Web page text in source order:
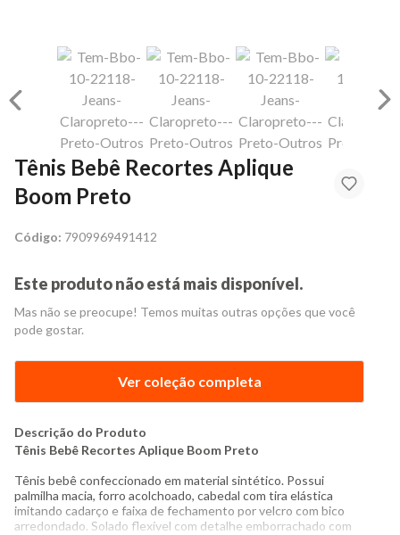
Tênis Bebê Recortes Aplique
Boom Preto
Código: 7909969491412
Este produto não está mais disponível.
Mas não se preocupe! Temos muitas outras opções que você
pode gostar.
Ver coleção completa
Descrição do Produto
Tênis Bebê Recortes Aplique Boom Preto
Tênis bebê confeccionado em material sintético. Possui
palmilha macia, forro acolchoado, cabedal com tira elástica
imitando cadarço e faixa de fechamento por velcro com bico
arredondado. Solado flexível com detalhe emborrachado com